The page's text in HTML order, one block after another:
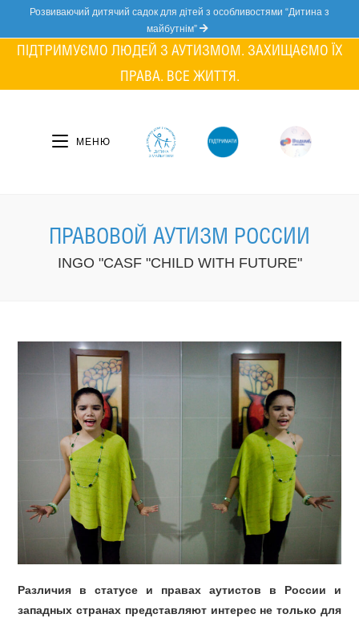
content
Розвиваючий дитячий садок для дітей з особливостями “Дитина з
майбутнім”
ПІДТРИМУЄМО ЛЮДЕЙ З АУТИЗМОМ. ЗАХИЩАЄМО ЇХ
ПРАВА. ВСЕ ЖИТТЯ.
МЕНЮ
ПРАВОВОЙ АУТИЗМ РОССИИ
INGO "CASF "CHILD WITH FUTURE"
Различия в статусе и правах аутистов в России и
западных странах представляют интерес не только для